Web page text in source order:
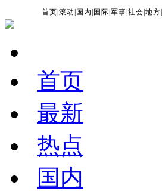
首页 |滚动 国内 国际 |军事 |社会 |地方
首页
最新
热点
国内